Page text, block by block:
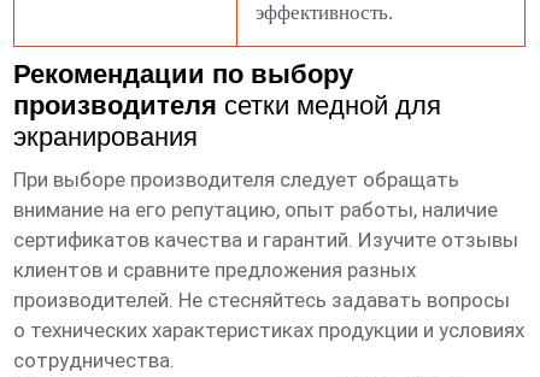
эффективность.
Рекомендации по выбору
производителя сетки медной для
экранирования
При выборе производителя следует обращать
внимание на его репутацию, опыт работы, наличие
сертификатов качества и гарантий. Изучите отзывы
клиентов и сравните предложения разных
производителей. Не стесняйтесь задавать вопросы
о технических характеристиках продукции и условиях
сотрудничества.